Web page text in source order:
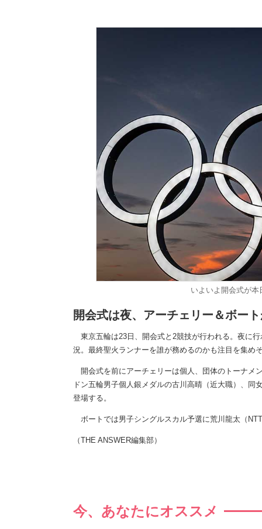
いよいよ開会式が
開会式は夜、アーチェリー＆ボー
東京五輪は23日、開会式と2競技が行われる。夜に
況。最終聖火ランナーを誰が務めるのかも注目を集め
開会式を前にアーチェリーは個人、団体のトーナメ
ドン五輪男子個人銀メダルの古川高晴（近大職）、
登場する。
ボートでは男子シングルスカル予選に荒川龍太（
（THE ANSWER編集部）
今、あなたにオススメ